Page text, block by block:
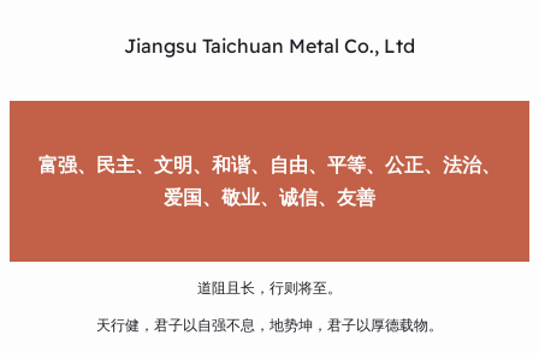
Jiangsu Taichuan Metal Co., Ltd
富强、民主、文明、和谐、自由、平等、公正、法治、
爱国、敬业、诚信、友善
道阻且长，行则将至。
天行健，君子以自强不息，地势坤，君子以厚德载物。